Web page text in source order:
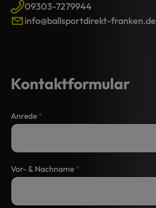
09303-7279944
info@ballsportdirekt-franken.de
Kontaktformular
Anrede *
Vor- & Nachname *